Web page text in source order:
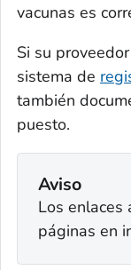
vacunas es
Si su
sistema de
también
puesto.
Aviso
Los
páginas en